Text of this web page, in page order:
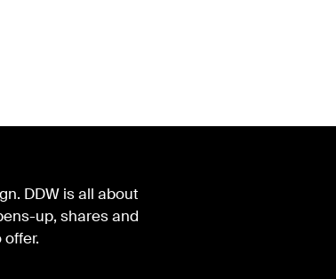
DDW is all about
up, shares and